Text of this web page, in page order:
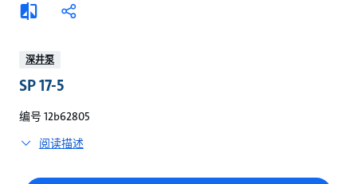
添
加
较
分
深井泵
SP 17-5
编号 12b62805
阅读描述